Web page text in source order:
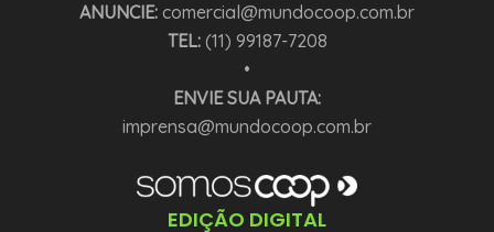
ANUNCIE: comercial@mundocoop.com.br
TEL:(11) 99187-7208
•
ENVIE SUA PAUTA:
imprensa@mundocoop.com.br
EDIÇÃO DIGITAL